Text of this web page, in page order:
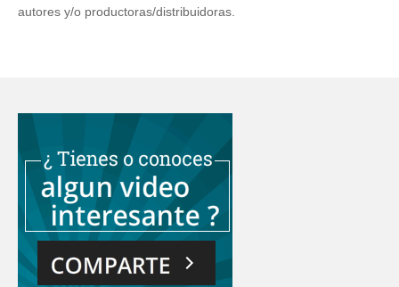
autores y/o productoras/distribuidoras.